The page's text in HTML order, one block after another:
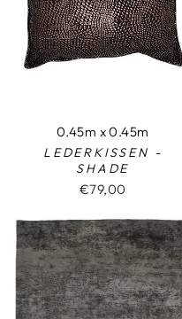
0.45m x 0.45m
LEDERKISSEN -
SHADE
€79,00